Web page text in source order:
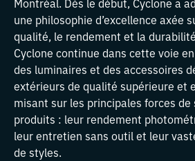
une philosophie d’excellence axée
qualité, le rendement et la
Cyclone continue dans cette voie
des luminaires et des accessoires
extérieurs de qualité supérieure et
misant sur les principales forces de
produits : leur rendement
leur entretien sans outil et leur
de styles.